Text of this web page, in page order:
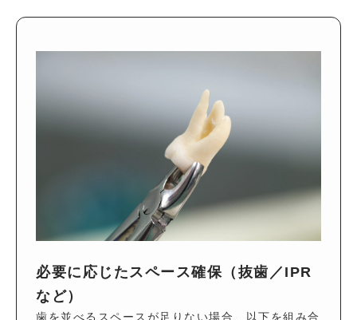
必要に応じたスペース確保（抜歯／IPR
など）
歯を並べるスペースが足りない場合、以下を組み合